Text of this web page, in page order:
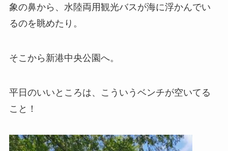
象の鼻から、水陸両用観光バスが海に浮かんでい
るのを眺めたり。
そこから新港中央公園へ。
平日のいいところは、こういうベンチが空いてる
こと！